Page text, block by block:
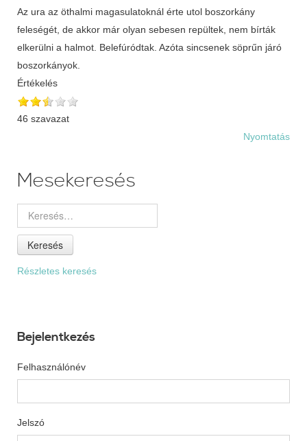
Az ura az öthalmi magasulatoknál érte utol boszorkány
feleségét, de akkor már olyan sebesen repültek, nem bírták
elkerülni a halmot. Belefúródtak. Azóta sincsenek söprűn járó
boszorkányok.
Értékelés
46 szavazat
Nyomtatás
Mesekeresés
Keresés
Részletes keresés
Bejelentkezés
Felhasználónév
Jelszó